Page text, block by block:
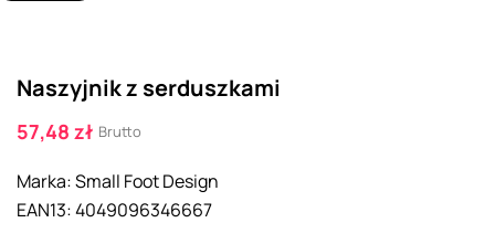
Naszyjnik z serduszkami
57,48 zł Brutto
Marka:Small Foot Design
EAN13:4049096346667